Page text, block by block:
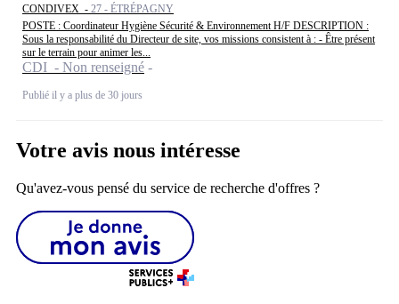
CONDIVEX - 27 - ÉTRÉPAGNY
POSTE : Coordinateur Hygiène Sécurité & Environnement H/F DESCRIPTION :
Sous la responsabilité du Directeur de site, vos missions consistent à : - Être présent
sur le terrain pour animer les...
CDI - Non renseigné
Publié il y a plus de 30 jours
Votre avis nous intéresse
Qu'avez-vous pensé du service de recherche d'offres ?